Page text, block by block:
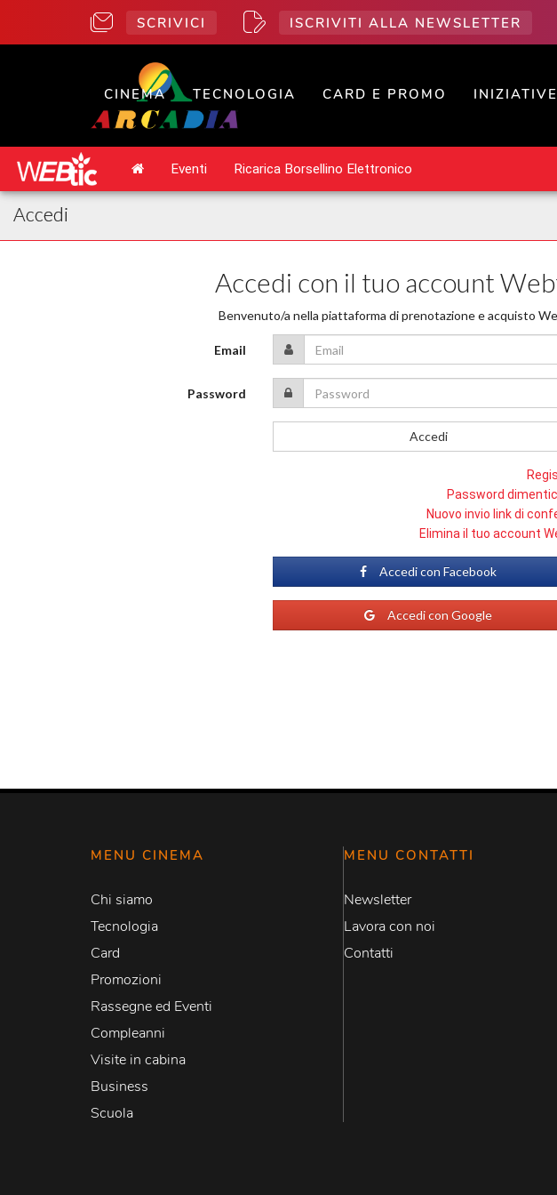
SCRIVICI ISCRIVITI ALLA NEWSLETTER
CINEMA TECNOLOGIA CARD E PROMO INIZIATIVE
MENU CINEMA
Chi siamo
Tecnologia
Card
Promozioni
Rassegne ed Eventi
Compleanni
Visite in cabina
Business
Scuola
MENU CONTATTI
Newsletter
Lavora con noi
Contatti